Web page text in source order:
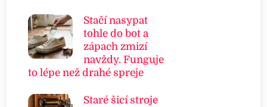
Stačí nasypat
tohle do bot a
zápach zmizí
navždy. Funguje
to lépe než drahé spreje
Staré šicí stroje